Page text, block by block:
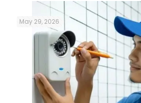
May 29, 2026